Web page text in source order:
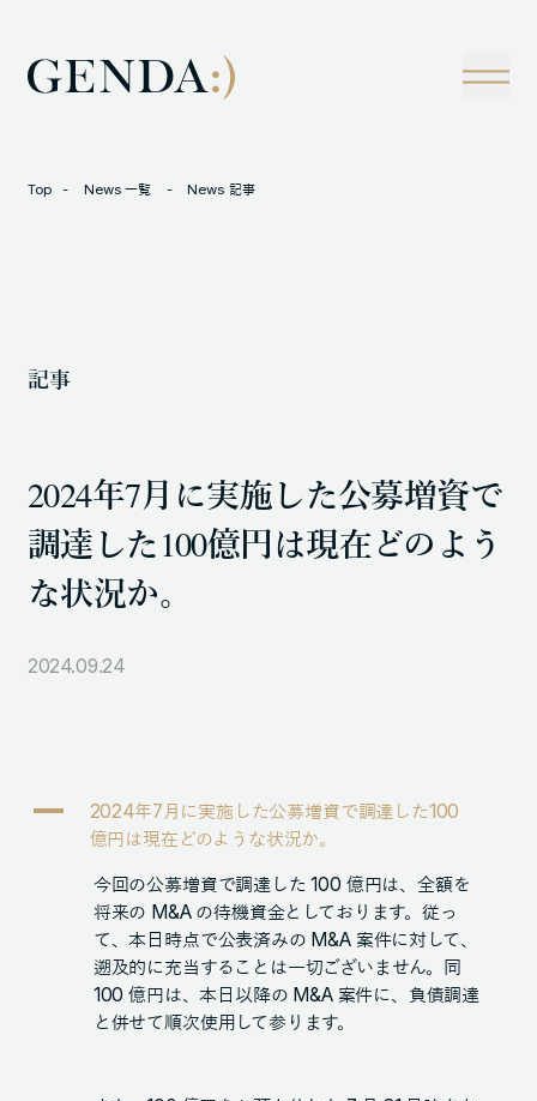
経営理念
インタビュー
トラックレコード
LOCATION
105-7306
プライバシーポリシー
反社会勢力に対する基本方針
Top News 一覧 News 記事
記事
2024年7月に実施した公募増資で
調達した100億円は現在どのよう
な状況か。
2024.09.24
A
2024年7月に実施した公募増資で調達した100
億円は現在どのような状況か。
今回の公募増資で調達した 100 億円は、全額を
将来の M&A の待機資金としております。従っ
て、本日時点で公表済みの M&A 案件に対して、
遡及的に充当することは一切ございません。同
100 億円は、本日以降の M&A 案件に、負債調達
と併せて順次使用して参ります。